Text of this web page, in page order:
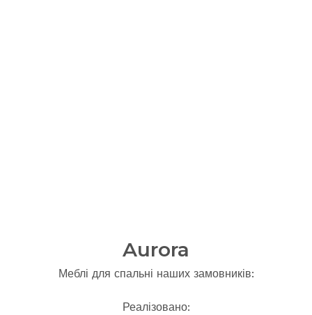
Aurora
Меблі для спальні наших замовників:
Реалізовано: